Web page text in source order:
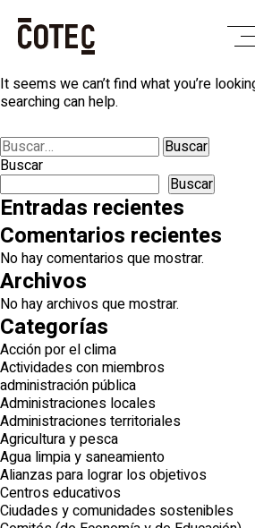
SkipNothing Found
It seems we can’t find what you’re
searching can help.
Buscar:
Buscar
Buscar
Entradas recientes
Comentarios recientes
No hay comentarios que mostrar.
Archivos
No hay archivos que mostrar.
Categorías
Acción por el clima
Actividades con miembros
administración pública
Administraciones locales
Administraciones territoriales
Agricultura y pesca
Agua limpia y saneamiento
Alianzas para lograr los objetivos
Centros educativos
Ciudades y comunidades sostenibles